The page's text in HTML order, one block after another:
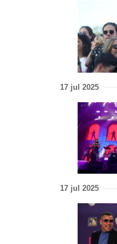
17 jul 2025
17 jul 2025